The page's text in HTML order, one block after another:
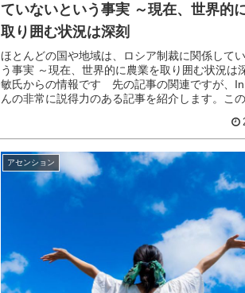
ていないという事実 ～現在、世界的
取り囲む状況は深刻
ほとんどの国や地域は、ロシア制裁に関係して
う事実 ～現在、世界的に農業を取り囲む状況は
敏氏からの情報です 先の記事の関連ですが、In
んの非常に説得力のある記事を紹介します。この
アセンション